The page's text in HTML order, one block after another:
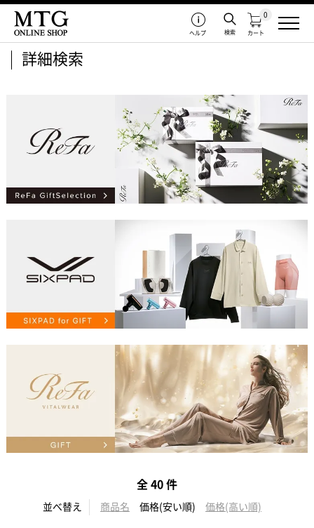
カート
0
検索
ヘルプ
詳細検索
全 40 件
並べ替え 商品名 価格(安い順) 価格(高い順)